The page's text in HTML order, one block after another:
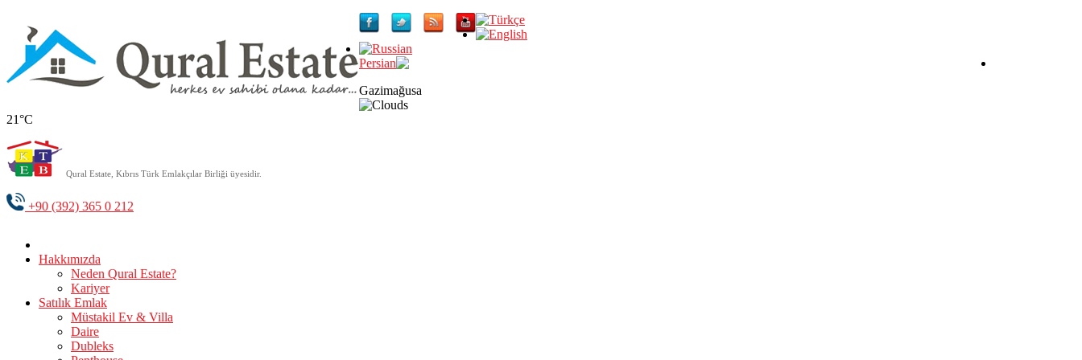
Gazimağusa
21°C
Qural Estate, Kıbrıs Türk Emlakçılar Birliği üyesidir.
+90 (392) 365 0 212
Hakkımızda
Neden Qural Estate?
Kariyer
Satılık Emlak
Müstakil Ev & Villa
Daire
Dubleks